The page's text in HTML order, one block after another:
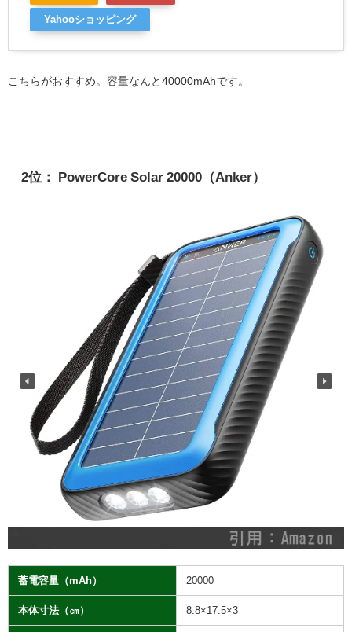
Yahooショッピング
こちらがおすすめ。容量なんと40000mAhです。
2位： PowerCore Solar 20000（Anker）
蓄電容量（mAh） 20000
本体寸法（㎝） 8.8×17.5×3